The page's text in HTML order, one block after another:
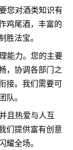
您对酒类知识有
鸡尾酒，丰富的
胜法宝。
能力。您的主要
，协调各部门之
接。我们需要可
队。
且热爱与人互
们提供富有创意
耀全场。